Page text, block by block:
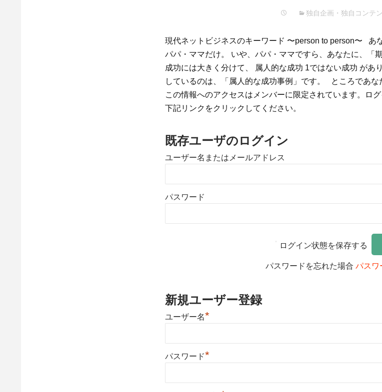
独自企画・独自コンテ
現代ネットビジネスのキーワード 〜person to person〜 あ
パパ・ママだけ。 いや、パパ・ママですら、あなたに、「
成功には大きく分けて、 属人的な成功 1ではない成功 があ
しているのは、「属人的な成功事例」です。 ところであな
この情報へのアクセスはメンバーに限定されています。ロ
下記リンクをクリックしてください。
既存ユーザのログイン
ユーザー名またはメールアドレス
パスワード
ログイン状態を保存する
パスワードを忘れた場合 パスワ
新規ユーザー登録
ユーザー名*
パスワード*